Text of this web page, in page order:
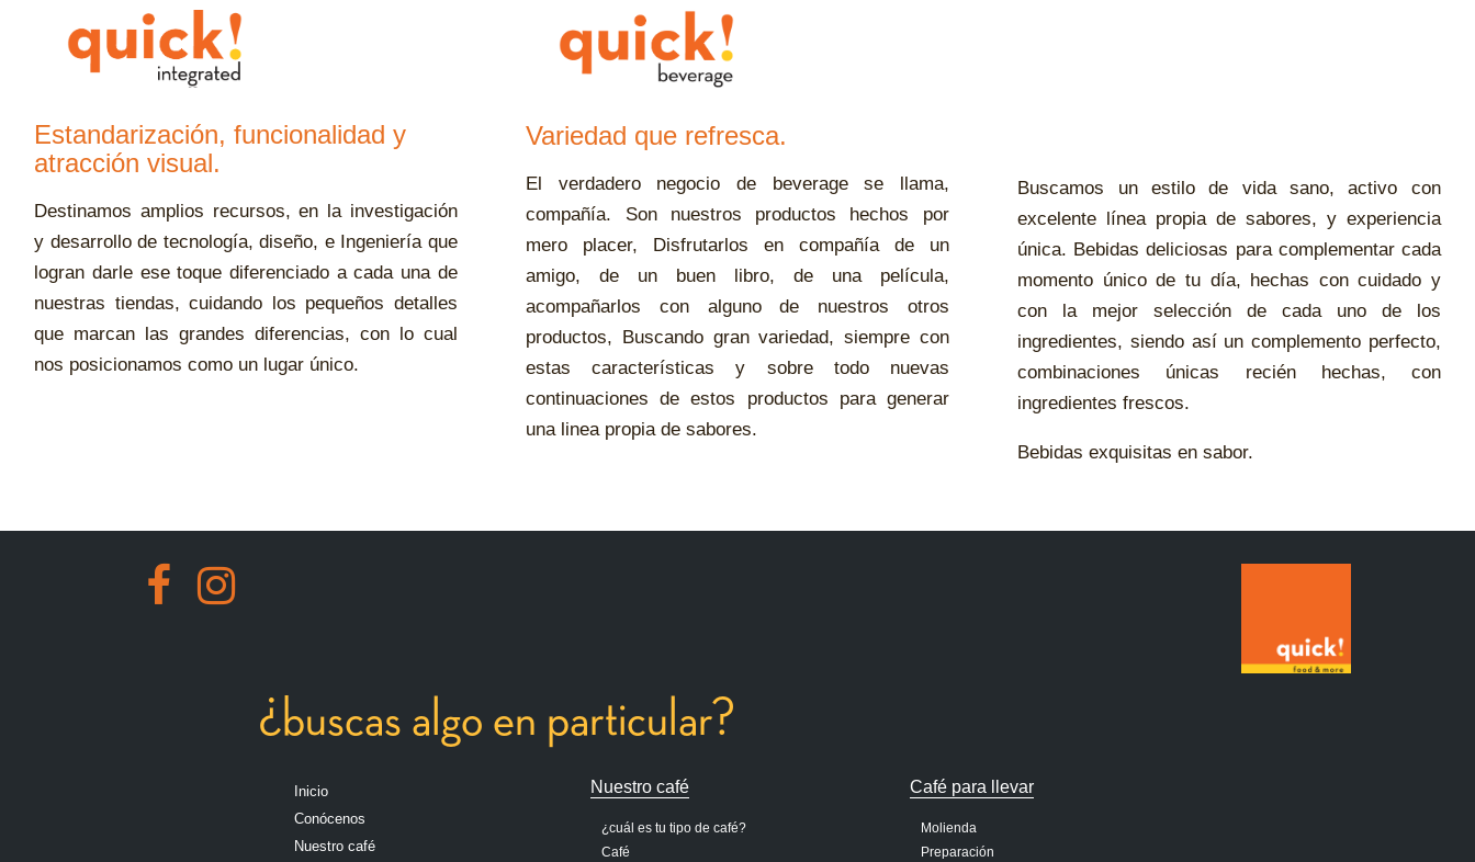
Estandarización, funcionalidad y
atracción visual.
Destinamos amplios recursos, en la investigación
y desarrollo de tecnología, diseño, e Ingeniería que
logran darle ese toque diferenciado a cada una de
nuestras tiendas, cuidando los pequeños detalles
que marcan las grandes diferencias, con lo cual
nos posicionamos como un lugar único.
Variedad que refresca.
El verdadero negocio de beverage se llama,
compañía. Son nuestros productos hechos por
mero placer, Disfrutarlos en compañía de un
amigo, de un buen libro, de una película,
acompañarlos con alguno de nuestros otros
productos, Buscando gran variedad, siempre con
estas características y sobre todo nuevas
continuaciones de estos productos para generar
una linea propia de sabores.
Buscamos un estilo de vida sano, activo con
excelente línea propia de sabores, y experiencia
única. Bebidas deliciosas para complementar cada
momento único de tu día, hechas con cuidado y
con la mejor selección de cada uno de los
ingredientes, siendo así un complemento perfecto,
combinaciones únicas recién hechas, con
ingredientes frescos.
Bebidas exquisitas en sabor.
¿buscas algo en particular?
Inicio
Conócenos
Nuestro café
Nuestro café
¿cuál es tu tipo de café?
Café
Café para llevar
Molienda
Preparación